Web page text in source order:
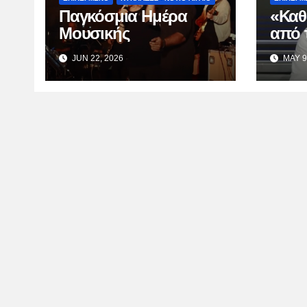
Παγκόσμια Ημέρα
Μουσικής
JUN 22, 2026
από
TV
MAY